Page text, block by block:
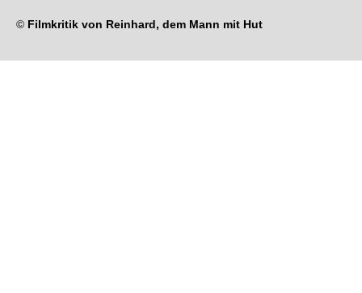
© Filmkritik von Reinhard, dem Mann mit Hut